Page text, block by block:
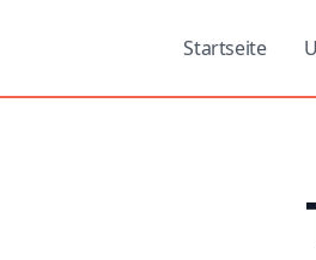
Startseite